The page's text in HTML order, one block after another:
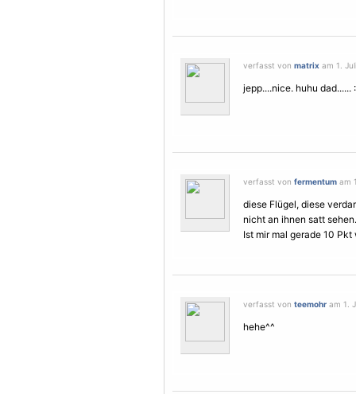
verfasst von matrix am 1.
jepp....nice. huhu dad......
verfasst von fermentum am
diese Flügel, diese
nicht an ihnen satt
Ist mir mal gerade 10 Pkt
verfasst von teemohr am 1.
hehe^^